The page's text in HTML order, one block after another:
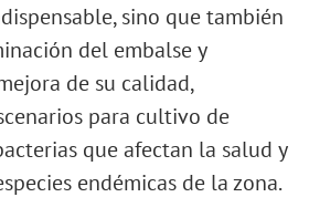
sino que también
del embalse y
de su calidad,
para cultivo de
que afectan la salud y
endémicas de la zona.